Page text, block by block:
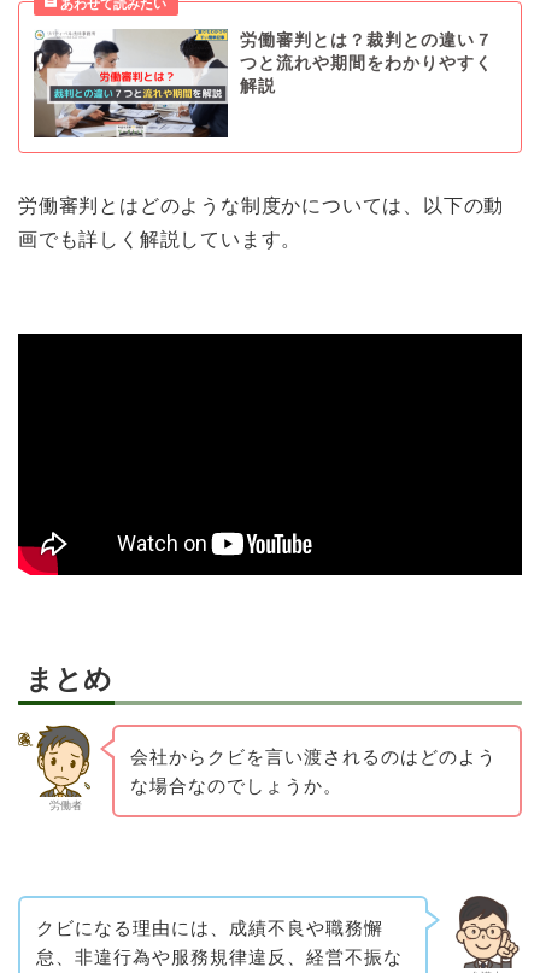
労働審判とは？裁判との違い７
つと流れや期間をわかりやすく
解説
労働審判とはどのような制度かについては、以下の動
画でも詳しく解説しています。
まとめ
労働者
会社からクビを言い渡されるのはどのよう
な場合なのでしょうか。
クビになる理由には、成績不良や職務懈
怠、非違行為や服務規律違反、経営不振な